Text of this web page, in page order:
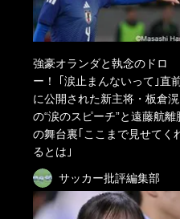
強豪オランダと執念のドロ
ー！ ｢涙止まんないって｣直
に公開された新主将・板倉滉
の“涙のスピーチ”と遠藤航離
の舞台裏｢ここまで見せてく
るとは｣
サッカー批評編集部